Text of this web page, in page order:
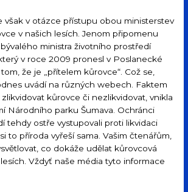
však v otázce přístupu obou ministerstev
v našich lesích. Jenom připomenu
bývalého ministra životního prostředí
v roce 2009 pronesl v Poslanecké
že je „přítelem kůrovce“. Což se,
uvádí na různých webech. Faktem
kůrovce či nezlikvidovat, vnikla
Národního parku Šumava. Ochránci
tehdy ostře vystupovali proti likvidaci
to příroda vyřeší sama. Vašim čtenářům,
co dokáže udělat kůrovcová
Vždyť naše média tyto informace